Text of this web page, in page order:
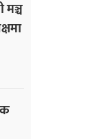
मञ्च